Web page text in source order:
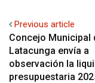
Previous article
Concejo Municipal
Latacunga envía a
observación la
presupuestaria